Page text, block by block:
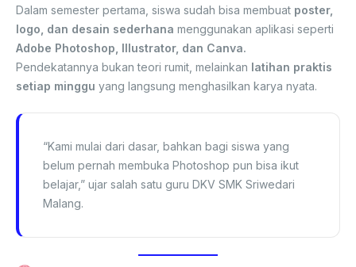
Dalam semester pertama, siswa sudah bisa membuat poster,
logo, dan desain sederhana menggunakan aplikasi seperti
Adobe Photoshop, Illustrator, dan Canva.
Pendekatannya bukan teori rumit, melainkan latihan praktis
setiap minggu yang langsung menghasilkan karya nyata.
“Kami mulai dari dasar, bahkan bagi siswa yang
belum pernah membuka Photoshop pun bisa ikut
belajar,” ujar salah satu guru DKV SMK Sriwedari
Malang.